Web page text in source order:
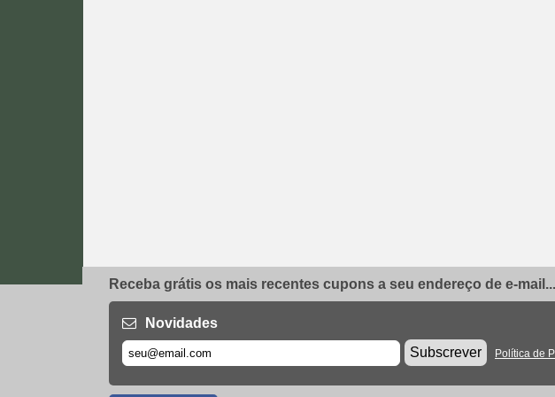
Receba grátis os mais recentes cupons a seu endereço de e-mail...
Novidades
Subscrever
Política de